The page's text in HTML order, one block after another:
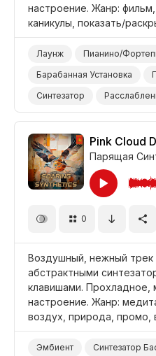
настроение. Жанр:
каникулы, показать/
Лаунж Пианино/
Барабанная Установка
Синтезатор
Мечтательный
Фон Помещение/Холл
Фильм Романтика
Показать/Раскрыть
Pink Cloud
Парящая
0
Воздушный, нежный трек
абстрактными
клавишами. Прохладное,
настроение. Жанр:
воздух, природа, промо,
Эмбиент Синтезатор